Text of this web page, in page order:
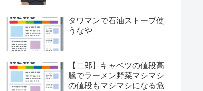
タワマンで石油ストーブ使
うなや
【二郎】キャベツの値段高
騰でラーメン野菜マシマシ
の値段もマシマシになる危